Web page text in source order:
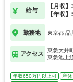
給与
【月収
【年収
勤務地 東京都 品
アクセス
東急大井
東急池上
年収650万円以上可 産